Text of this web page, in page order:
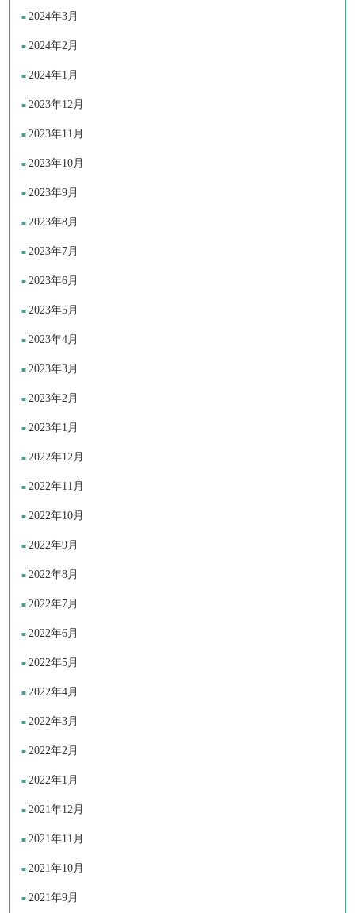
2024年3月
2024年2月
2024年1月
2023年12月
2023年11月
2023年10月
2023年9月
2023年8月
2023年7月
2023年6月
2023年5月
2023年4月
2023年3月
2023年2月
2023年1月
2022年12月
2022年11月
2022年10月
2022年9月
2022年8月
2022年7月
2022年6月
2022年5月
2022年4月
2022年3月
2022年2月
2022年1月
2021年12月
2021年11月
2021年10月
2021年9月